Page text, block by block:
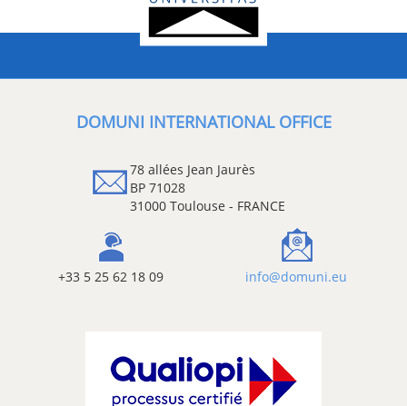
DOMUNI INTERNATIONAL OFFICE
78 allées Jean Jaurès
BP 71028
31000 Toulouse - FRANCE
+33 5 25 62 18 09 info@domuni.eu